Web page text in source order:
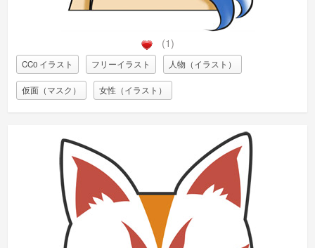
(1)
CC0 イラスト フリーイラスト 人物（イラスト）
仮面（マスク） 女性（イラスト）